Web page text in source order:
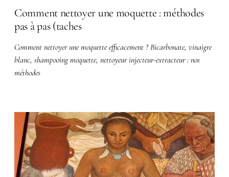
Comment nettoyer une moquette : méthodes
pas à pas (taches
Comment nettoyer une moquette efficacement ? Bicarbonate, vinaigre
blanc, shampooing moquette, nettoyeur injecteur-extracteur : nos
méthodes